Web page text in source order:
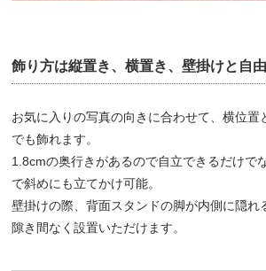
飾り方は縦置き、横置き、壁掛けと自
お気に入りの写真の向きに合わせて、横位置
でも飾れます。
1.8cmの奥行きがあるので自立できるだけで
で斜めにも立てかけ可能。
壁掛けの際、背面スタンドの脚が内側に隠れ
隙き間なく設置いただけます。